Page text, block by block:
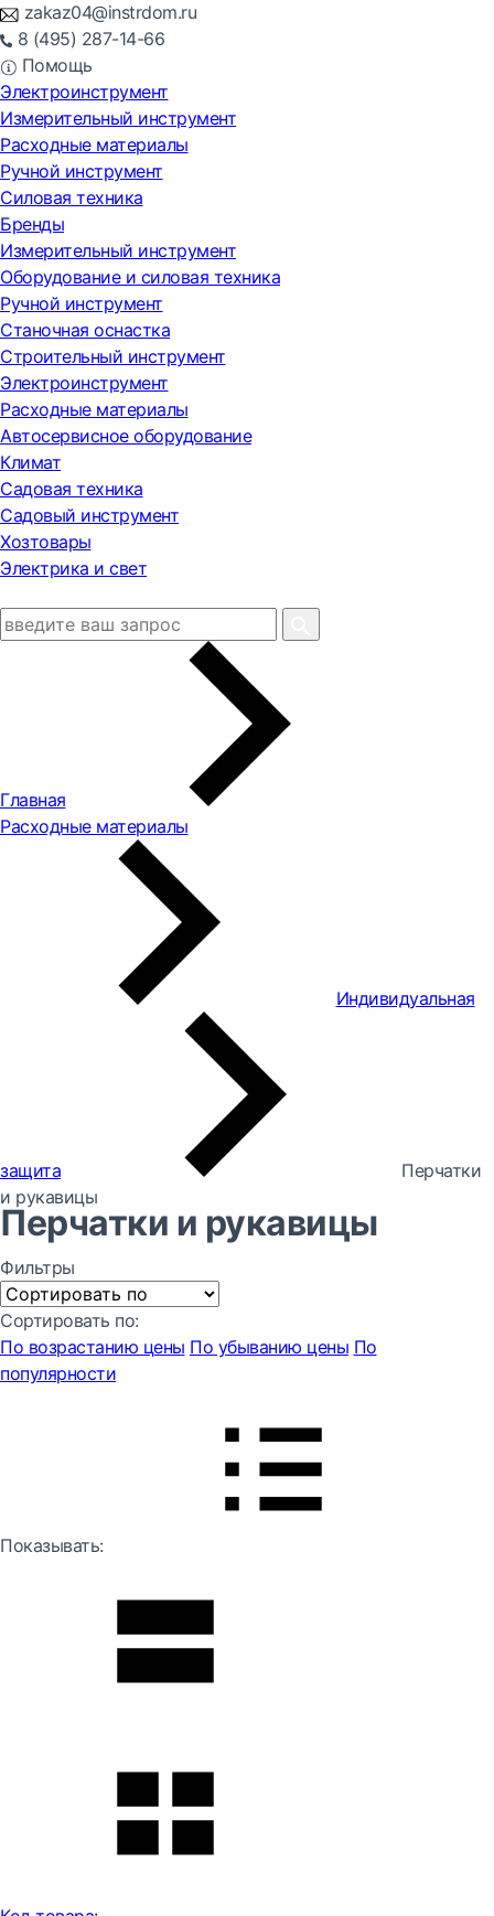
zakaz04@instrdom.ru
8 (495) 287-14-66
Помощь
Электроинструмент
Измерительный инструмент
Расходные материалы
Ручной инструмент
Силовая техника
Бренды
Измерительный инструмент
Оборудование и силовая техника
Ручной инструмент
Станочная оснастка
Строительный инструмент
Электроинструмент
Расходные материалы
Автосервисное оборудование
Климат
Садовая техника
Садовый инструмент
Хозтовары
Электрика и свет
Главная
Расходные материалы
Индивидуальная
защита
Перчатки
и рукавицы
Перчатки и рукавицы
Фильтры
Сортировать по:
По возрастанию цены По убыванию цены По
популярности
Показывать: